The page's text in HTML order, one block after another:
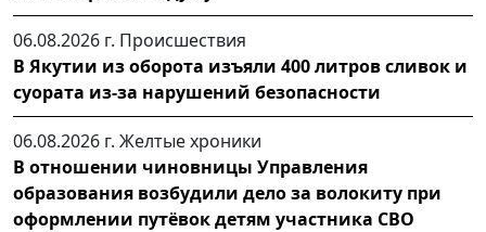
06.08.2026 г. Происшествия
В Якутии из оборота изъяли 400 литров сливок и
суората из-за нарушений безопасности
06.08.2026 г. Желтые хроники
В отношении чиновницы Управления
образования возбудили дело за волокиту при
оформлении путёвок детям участника СВО